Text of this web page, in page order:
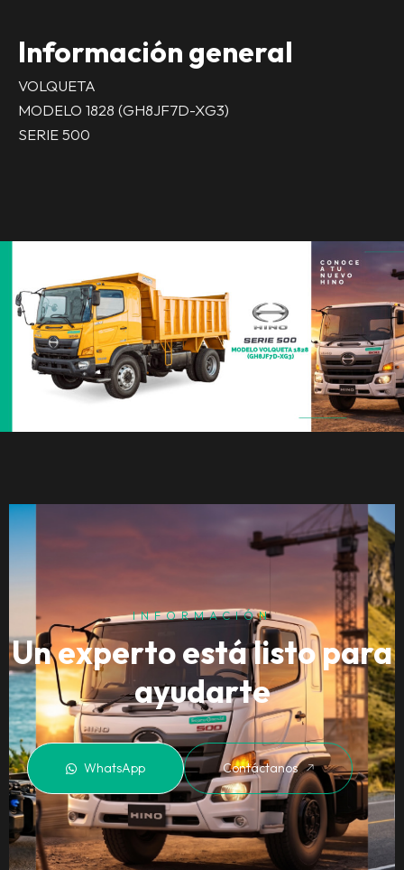
Información general
VOLQUETA
MODELO 1828 (GH8JF7D-XG3)
SERIE 500
INFORMACIÓN
Un experto está listo para
ayudarte
WhatsApp Contáctanos